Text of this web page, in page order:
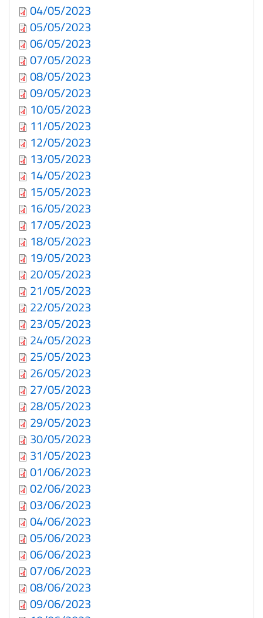
04/05/2023
05/05/2023
06/05/2023
07/05/2023
08/05/2023
09/05/2023
10/05/2023
11/05/2023
12/05/2023
13/05/2023
14/05/2023
15/05/2023
16/05/2023
17/05/2023
18/05/2023
19/05/2023
20/05/2023
21/05/2023
22/05/2023
23/05/2023
24/05/2023
25/05/2023
26/05/2023
27/05/2023
28/05/2023
29/05/2023
30/05/2023
31/05/2023
01/06/2023
02/06/2023
03/06/2023
04/06/2023
05/06/2023
06/06/2023
07/06/2023
08/06/2023
09/06/2023